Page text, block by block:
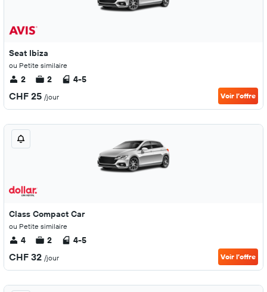
Seat Ibiza
ou Petite similaire
2 2 4-5
CHF 25 /jour Voir l’offre
Class Compact Car
ou Petite similaire
4 2 4-5
CHF 32 /jour Voir l’offre